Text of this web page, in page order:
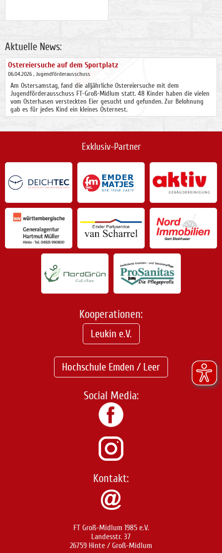
Aktuelle News:
Ostereiersuche auf dem Sportplatz
06.04.2026 , Jugendförderausschuss
Am Ostersamstag, fand die alljährliche Ostereiersuche mit dem
Jugendförderausschuss FT-Groß-Midlum statt. 48 Kinder haben die vielen
vom Osterhasen versteckten Eier gesucht und gefunden. Zur Belohnung
gab es für jedes Kind ein kleines Osternest.
Exklusiv-Partner
Kooperationen:
Leukin e.V.
Hochschule Emden / Leer
Social Media:
Kontakt:
FT Groß-Midlum 1985 e.V.
Landesstr. 37
26759 Hinte / Groß-Midlum